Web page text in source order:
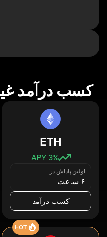
کسب درآمد
ETH
3% APY
اولین پاداش در
۶ ساعت
کسب درآمد
HOT